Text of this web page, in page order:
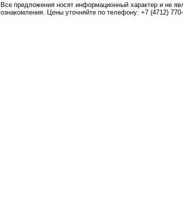
Все предложения носят информационный характер и не
ознакомления. Цены уточняйте по телефону: +7 (4712)